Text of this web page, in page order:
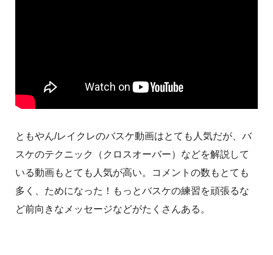
ともやん/レイクレのバスケ動画はとても人気だが、バ
スケのテクニック（クロスオーバー）などを解説して
いる動画もとても人気が高い。コメントの数もとても
多く、ためになった！もっとバスケの練習を頑張るな
ど前向きなメッセージなどがたくさんある。